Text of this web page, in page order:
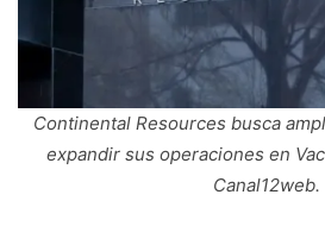
Continental Resources busca
expandir sus operaciones en
Canal12web.